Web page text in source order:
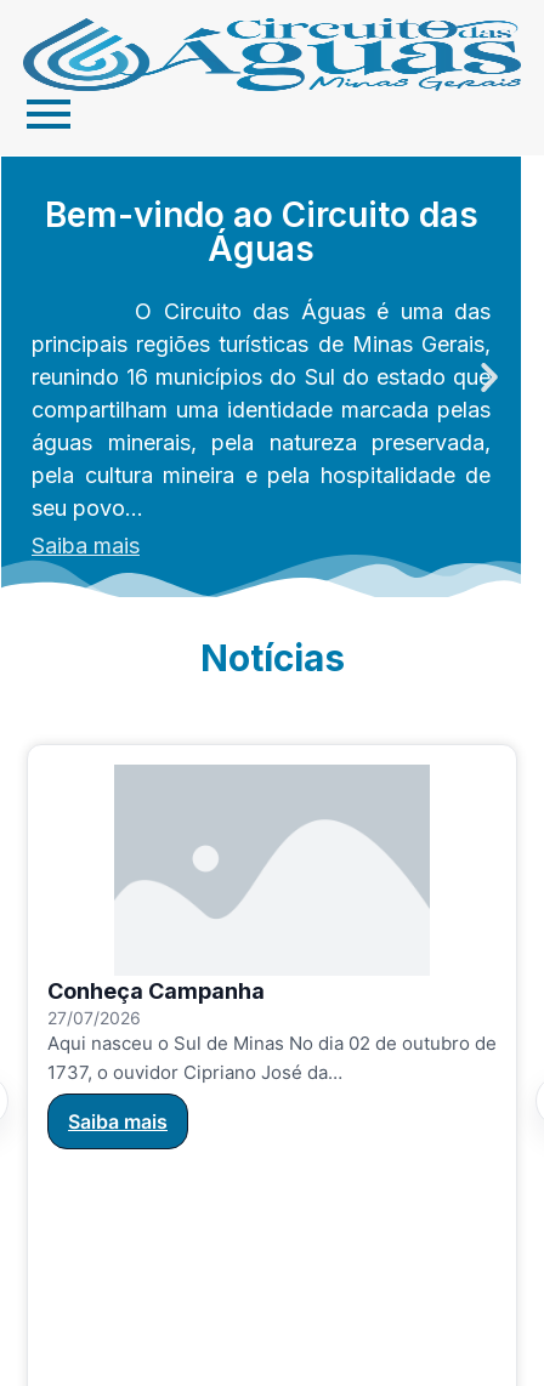
Bem-vindo ao Circuito das
Águas
O Circuito das Águas é uma das
principais regiões turísticas de Minas Gerais,
reunindo 16 municípios do Sul do estado que
compartilham uma identidade marcada pelas
águas minerais, pela natureza preservada,
pela cultura mineira e pela hospitalidade de
seu povo…
Saiba mais
Baependi
Cambuquira
Campanha
Carmo
Minas
Caxambu
Conceição
Verde
Cruzilia
Dom
Jesuânia
Lambari
Olímpio
Passa
Pouso
São
Soledade
Três
Notícias
Conheça Campanha
27/07/2026
Aqui nasceu o Sul de Minas No dia 02 de outubro de
1737, o ouvidor Cipriano José da…
Saiba mais